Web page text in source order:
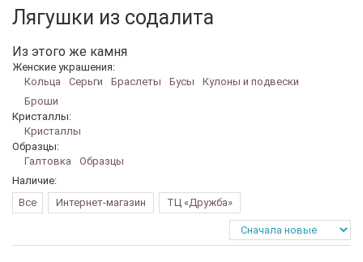
Лягушки из содалита
Из этого же камня
Женские украшения:
Кольца
Серьги Браслеты Бусы
Кулоны и подвески
Броши
Кристаллы:
Кристаллы
Образцы:
Галтовка
Образцы
Наличие:
Все
Интернет-магазин ТЦ «Дружба»